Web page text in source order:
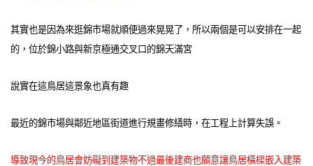
其實也是因為來逛錦市場就順便過來晃晃了，所以兩個是可以安排在一起
的，位於錦小路與新京極通交叉口的錦天滿宮
說實在這鳥居這景象也真有趣
最近的錦市場與鄰近地區街道進行規畫修繕時，在工程上計算失誤。
導致現今的鳥居會妨礙到建築物不過最後建商也願意讓鳥居橫樑嵌入建築